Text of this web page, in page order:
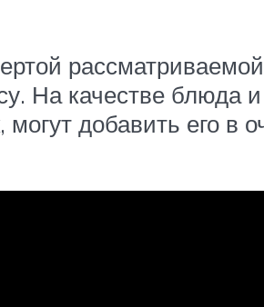
На качестве блюда и
добавить его в